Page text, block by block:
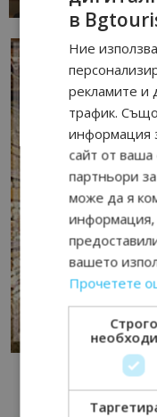
в
Ние
рекламите и
трафик.
информация
сайт от
партньори
може да я
информация,
вашето
Прочетете
Строго